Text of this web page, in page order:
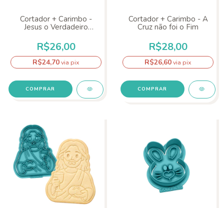
Cortador + Carimbo -
Jesus o Verdadeiro
R$26,00
R$24,70via pix
COMPRAR
Cortador + Carimbo - A
Cruz não foi o Fim
R$28,00
R$26,60via pix